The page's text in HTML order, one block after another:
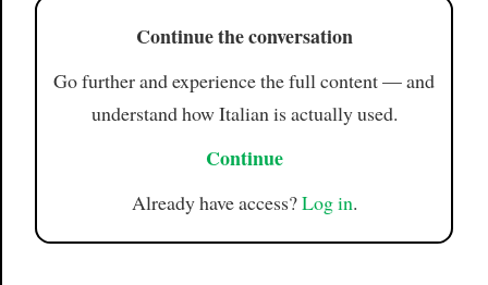
Continue the conversation
Go further and experience the full content — and
understand how Italian is actually used.
Continue
Already have access?Log in.